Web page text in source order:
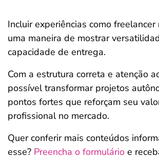
Incluir experiências como freelancer
uma maneira de mostrar
capacidade de entrega.
Com a estrutura correta e atenção
possível transformar projetos
pontos fortes que reforçam seu
profissional no mercado.
Quer conferir mais conteúdos
esse? Preencha o formulário e